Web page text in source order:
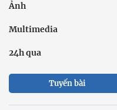
Ảnh
Multimedia
24h qua
Tuyến bài